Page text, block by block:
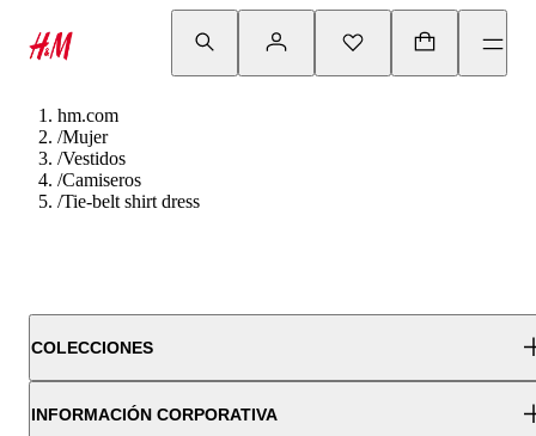
hm.com
/Mujer
/Vestidos
/Camiseros
/Tie-belt shirt dress
COLECCIONES
INFORMACIÓN CORPORATIVA